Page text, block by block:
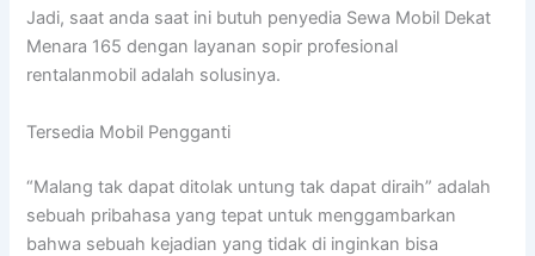
Jadi, saat anda saat ini butuh penyedia Sewa Mobil Dekat
Menara 165 dengan layanan sopir profesional
rentalanmobil adalah solusinya.
Tersedia Mobil Pengganti
“Malang tak dapat ditolak untung tak dapat diraih” adalah
sebuah pribahasa yang tepat untuk menggambarkan
bahwa sebuah kejadian yang tidak di inginkan bisa